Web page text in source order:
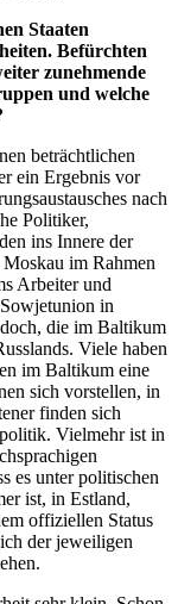
Staaten
Befürchten
zunehmende
und welche
beträchtlichen
ein Ergebnis vor
nach
Politiker,
ins Innere der
im Rahmen
Arbeiter und
in
die im Baltikum
Viele haben
im Baltikum eine
sich vorstellen, in
finden sich
Vielmehr ist in
es unter politischen
ist, in Estland,
offiziellen Status
der jeweiligen